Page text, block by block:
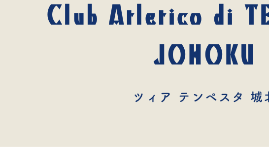
​Club Atletico di
​JOHOKU
ツィア テンペスタ 城